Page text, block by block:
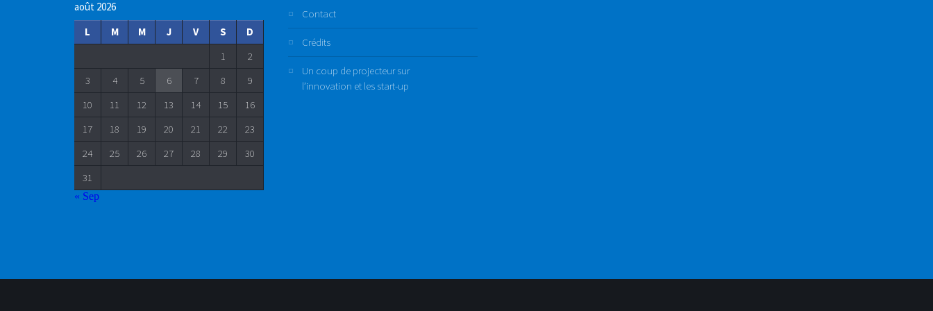
août 2026
L
M M J V S
D
1
2
3
4 5 6 7 8
9
10
11 12 13 14 15
16
17
18 19 20 21 22
23
24
25 26 27 28 29
30
31
« Sep
Contact
Crédits
Un coup de projecteur sur
l’innovation et les start-up